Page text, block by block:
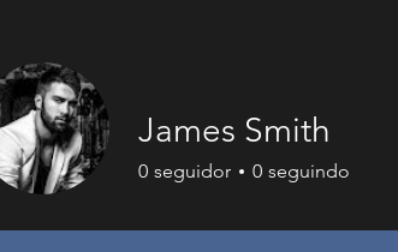
James Smith
0 seguidor 0 seguindo